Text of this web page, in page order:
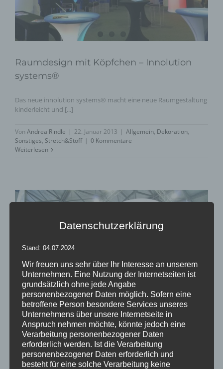
Raumdesign mit Köpfchen – Innolution
systems®
Das neue innolution systems® macht eine neue Raumgestaltung
kinderleicht und [...]
Von Andrea Rindle | 22. Januar 2013 | Allgemein, Dekoration,
Sonstiges, Stretch&Stoff | 0 Kommentare
Weiterlesen
Sonderkonfektion für Messen und
Raumgestaltung
Datenschutzerklärung
Stand: 04.07.2024
Wir freuen uns sehr über Ihr Interesse an unserem
Unternehmen. Eine Nutzung der Internetseiten ist
grundsätzlich ohne jede Angabe
personenbezogener Daten möglich. Sofern eine
betroffene Person besondere Services unseres
Unternehmens über unsere Internetseite in
Anspruch nehmen möchte, könnte jedoch eine
Verarbeitung personenbezogener Daten
erforderlich werden. Ist die Verarbeitung
personenbezogener Daten erforderlich und
besteht für eine solche Verarbeitung keine